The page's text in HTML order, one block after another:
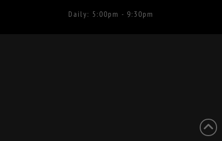
Daily: 5:00pm - 9:30pm